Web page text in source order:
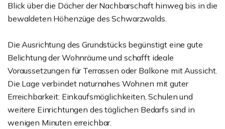
Blick über die Dächer der Nachbarschaft hinweg bis in die
bewaldeten Höhenzüge des Schwarzwalds.
Die Ausrichtung des Grundstücks begünstigt eine gute
Belichtung der Wohnräume und schafft ideale
Voraussetzungen für Terrassen oder Balkone mit Aussicht.
Die Lage verbindet naturnahes Wohnen mit guter
Erreichbarkeit: Einkaufsmöglichkeiten, Schulen und
weitere Einrichtungen des täglichen Bedarfs sind in
wenigen Minuten erreichbar.